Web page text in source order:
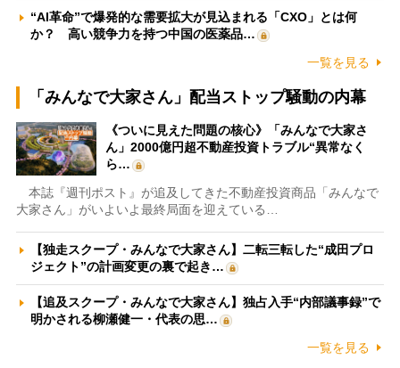
“AI革命”で爆発的な需要拡大が見込まれる「CXO」とは何
か？ 高い競争力を持つ中国の医薬品…
一覧を見る
「みんなで大家さん」配当ストップ騒動の内幕
《ついに見えた問題の核心》「みんなで大家さ
ん」2000億円超不動産投資トラブル“異常なく
ら…
本誌『週刊ポスト』が追及してきた不動産投資商品「みんなで
大家さん」がいよいよ最終局面を迎えている…
【独走スクープ・みんなで大家さん】二転三転した“成田プロ
ジェクト”の計画変更の裏で起き…
【追及スクープ・みんなで大家さん】独占入手“内部議事録”で
明かされる柳瀬健一・代表の思…
一覧を見る